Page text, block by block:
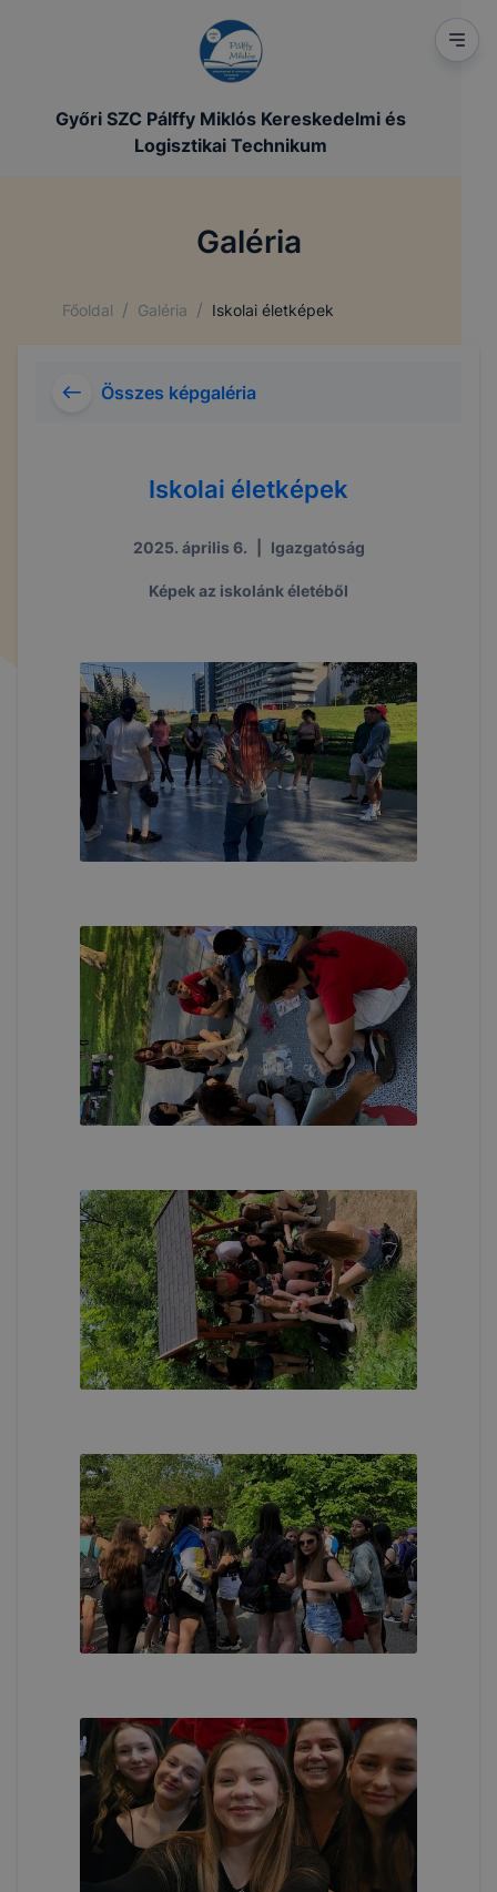
Győri SZC Pálffy Miklós Kereskedelmi és
Logisztikai Technikum
Galéria
Főoldal / Galéria / Iskolai életképek
Összes képgaléria
Iskolai életképek
2025. április 6. Igazgatóság
Képek az iskolánk életéből